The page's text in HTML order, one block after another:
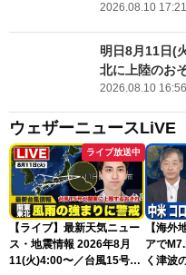
2026.08.10 17:21
明日8月11日(
北に上陸のお
2026.08.10 16:56
ウェザーニュースLiVE
ライブ放送中
【ライブ】最新天気ニュー
ス・地震情報 2026年8月
11(火)4:00〜／台風15号が
【海外
アで
く津波